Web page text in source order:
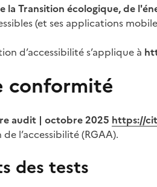
la Transition écologique, de
(et ses applications
d’accessibilité s’applique à
conformité
audit | octobre 2025 https://
l’accessibilité (RGAA).
des tests